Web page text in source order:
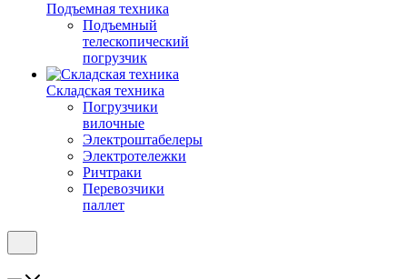
Подъемная техника
Подъемный
телескопический
погрузчик
Складская техника
Погрузчики
вилочные
Электроштабелеры
Электротележки
Ричтраки
Перевозчики
паллет